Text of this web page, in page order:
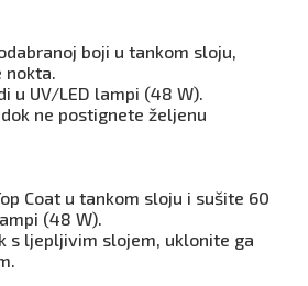
boji u tankom sloju,
nokta.
u UV/LED lampi (48 W).
ne postignete željenu
Coat u tankom sloju i sušite 60
(48 W).
s ljepljivim slojem, uklonite ga